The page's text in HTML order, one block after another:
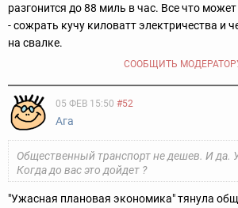
разгонится до 88 миль в час. Все что
- сожрать кучу киловатт электричества и
на свалке.
СООБЩИТЬ
05 ФЕВ 15:50 #52
Ага
Общественный транспорт не дешев. И да.
Когда до вас это дойдет ?
"Ужасная плановая экономика" тянула